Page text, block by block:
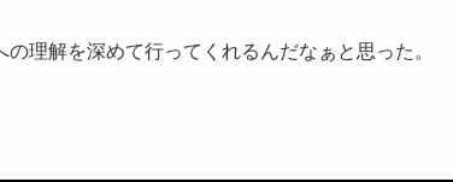
理解を深めて行ってくれるんだなぁと思った。